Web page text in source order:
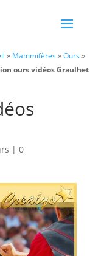
» Mammifères»Ours»
ours vidéos Graulhet
| 0